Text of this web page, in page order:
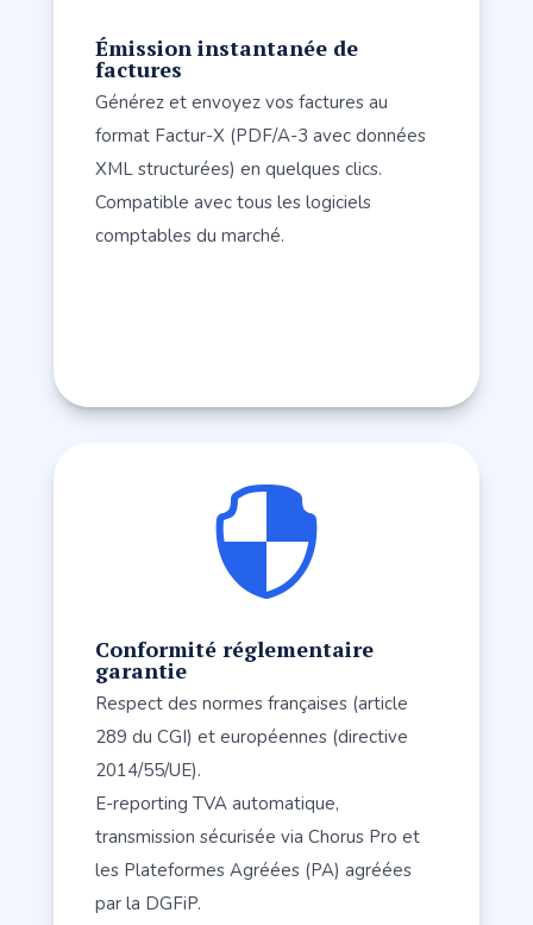
Émission instantanée de
factures
Générez et envoyez vos factures au
format Factur-X (PDF/A-3 avec données
XML structurées) en quelques clics.
Compatible avec tous les logiciels
comptables du marché.

Conformité réglementaire
garantie
Respect des normes françaises (article
289 du CGI) et européennes (directive
2014/55/UE).
E-reporting TVA automatique,
transmission sécurisée via Chorus Pro et
les Plateformes Agréées (PA) agréées
par la DGFiP.